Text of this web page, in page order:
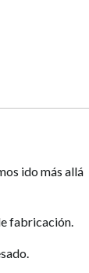
ido más allá
fabricación.